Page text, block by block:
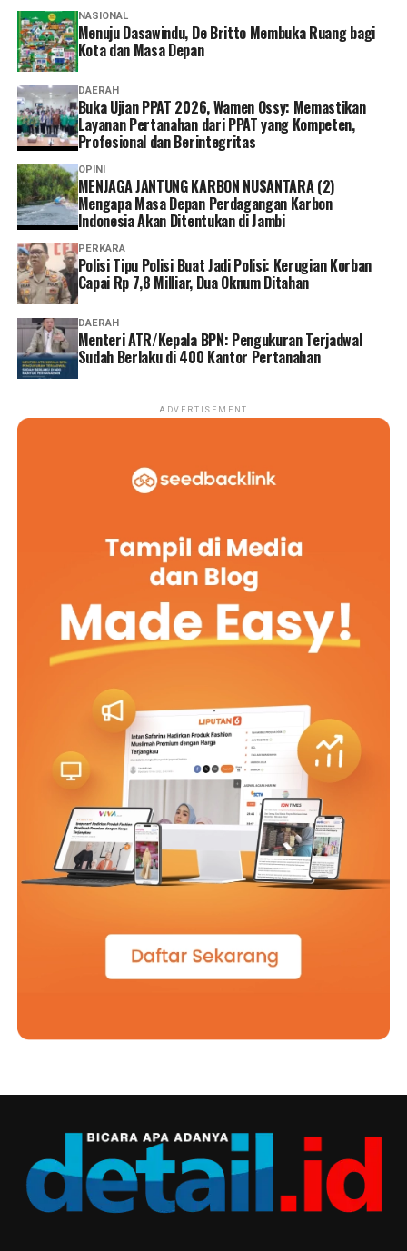
NASIONAL
Menuju Dasawindu, De Britto Membuka Ruang bagi
Kota dan Masa Depan
DAERAH
Buka Ujian PPAT 2026, Wamen Ossy: Memastikan
Layanan Pertanahan dari PPAT yang Kompeten,
Profesional dan Berintegritas
OPINI
MENJAGA JANTUNG KARBON NUSANTARA (2)
Mengapa Masa Depan Perdagangan Karbon
Indonesia Akan Ditentukan di Jambi
PERKARA
Polisi Tipu Polisi Buat Jadi Polisi: Kerugian Korban
Capai Rp 7,8 Milliar, Dua Oknum Ditahan
DAERAH
Menteri ATR/Kepala BPN: Pengukuran Terjadwal
Sudah Berlaku di 400 Kantor Pertanahan
ADVERTISEMENT